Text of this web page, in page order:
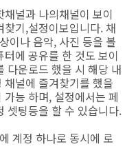
널과 나의채널이 보이
기,설정이보입니다. 채
이나 음악, 사진 등을 볼
에 공유를 한 것도 보이
다운로드 했을 시 해당 내
널에 즐겨찾기를 했을
능 하며, 설정에서는 페
셋팅등을 할 수 있습니다.
계정 하나로 동시에 로